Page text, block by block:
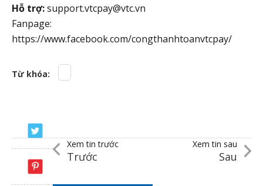
Hỗ trợ:support.vtcpay@vtc.vn
Fanpage:
https://www.facebook.com/congthanhtoanvtcpay/
Từ khóa:
Xem tin trước
Trước
Xem tin sau
Sau